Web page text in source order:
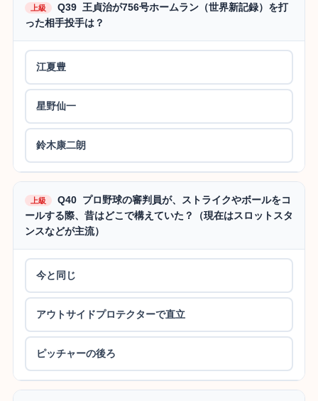
上級
Q39 王貞治が756号ホームラン（世界新記録）を打
った相手投手は？
江夏豊
星野仙一
鈴木康二朗
上級
Q40 プロ野球の審判員が、ストライクやボールをコ
ールする際、昔はどこで構えていた？（現在はスロットスタ
ンスなどが主流）
今と同じ
アウトサイドプロテクターで直立
ピッチャーの後ろ